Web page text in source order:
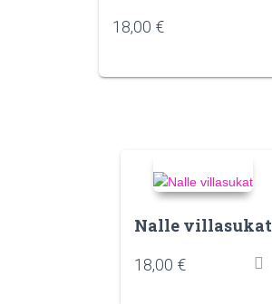
18,00 €
Nalle villasukat
18,00 €